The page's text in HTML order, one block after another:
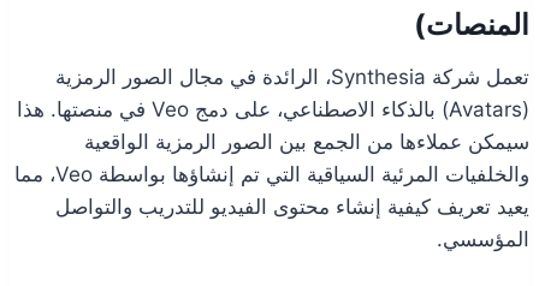
المنصات)
تعمل شركة Synthesia، الرائدة في مجال الصور الرمزية
(Avatars) بالذكاء الاصطناعي، على دمج Veo في منصتها. هذا
سيمكن عملاءها من الجمع بين الصور الرمزية الواقعية
والخلفيات المرئية السياقية التي تم إنشاؤها بواسطة Veo، مما
يعيد تعريف كيفية إنشاء محتوى الفيديو للتدريب والتواصل
المؤسسي.